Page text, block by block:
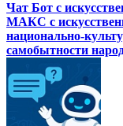
Чат Бот с
МАКС с
национально-
самобытности